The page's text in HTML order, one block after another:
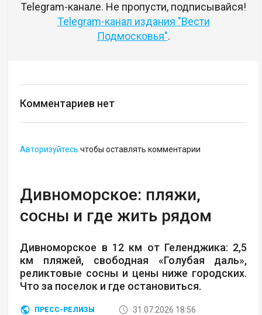
Telegram-канале. Не пропусти, подписывайся!
Telegram-канал издания "Вести
Подмосковья".
Комментариев нет
Авторизуйтесь чтобы оставлять комментарии
Дивноморское: пляжи,
сосны и где жить рядом
Дивноморское в 12 км от Геленджика: 2,5
км пляжей, свободная «Голубая даль»,
реликтовые сосны и цены ниже городских.
Что за поселок и где остановиться.
ПРЕСС-РЕЛИЗЫ 31.07.2026 18:56